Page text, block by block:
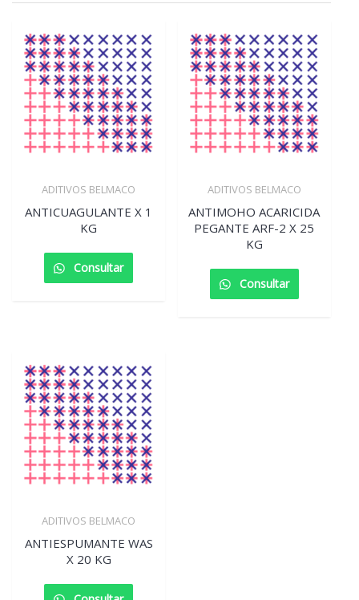
ADITIVOS BELMACO
ANTICUAGULANTE X 1
KG
Consultar
ADITIVOS BELMACO
ANTIMOHO ACARICIDA
PEGANTE ARF-2 X 25
KG
Consultar
ADITIVOS BELMACO
ANTIESPUMANTE WAS
X 20 KG